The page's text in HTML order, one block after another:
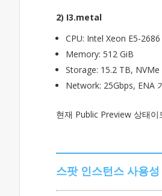
2) I3.metal
CPU: Intel Xeon E5-
Memory: 512 GiB
Storage: 15.2 TB, NVMe
Network: 25Gbps, ENA
현재 Public Preview 상태이
스팟 인스턴스 사용성